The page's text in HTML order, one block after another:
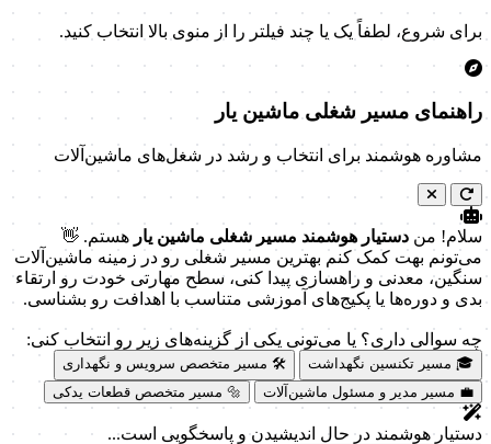
برای شروع، لطفاً یک یا چند فیلتر را از منوی بالا انتخاب کنید.
راهنمای مسیر شغلی ماشین یار
مشاوره هوشمند برای انتخاب و رشد در شغل‌های ماشین‌آلات
سلام! من دستیار هوشمند مسیر شغلی ماشین یار هستم. 👋
می‌تونم بهت کمک کنم بهترین مسیر شغلی رو در زمینه ماشین‌آلات
سنگین، معدنی و راهسازی پیدا کنی، سطح مهارتی خودت رو ارتقاء
بدی و دوره‌ها یا پکیج‌های آموزشی متناسب با اهدافت رو بشناسی.
چه سوالی داری؟ یا می‌تونی یکی از گزینه‌های زیر رو انتخاب کنی:
🎓 مسیر تکنسین نگهداشت
🛠️ مسیر متخصص سرویس و نگهداری
💼 مسیر مدیر و مسئول ماشین‌آلات
🔩 مسیر متخصص قطعات یدکی
دستیار هوشمند در حال اندیشیدن و پاسخگویی است...